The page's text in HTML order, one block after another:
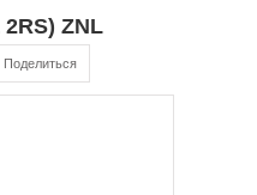
ZNL
Поделиться